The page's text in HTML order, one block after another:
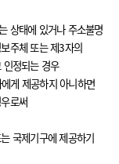
상태에 있거나 주소불명
주체 또는 제3자의
인정되는 경우
게 제공하지 아니하면
로써
국제기구에 제공하기